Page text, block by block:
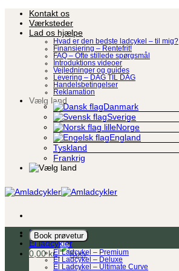
Fortsæt
indhold
Kontakt os
Værksteder
Lad os hjælpe
Hvad er den bedste ladcykel – til mig?
Finansiering – Rentefrit!
FAQ – Ofte stillede spørgsmål
Introduktions videoer
Vejledninger og guides
Levering – DAG TIL DAG
Handelsbetingelser
Reklamation
Vælg land
Danmark
Sverige
Norge
England
Tyskland
Frankrig
Book prøvetur
0,00kr.
Ladcykel
El ladcykler
El Ladcykel – Premium
El Ladcykel – Deluxe
El Ladcykel – Ultimate Curve